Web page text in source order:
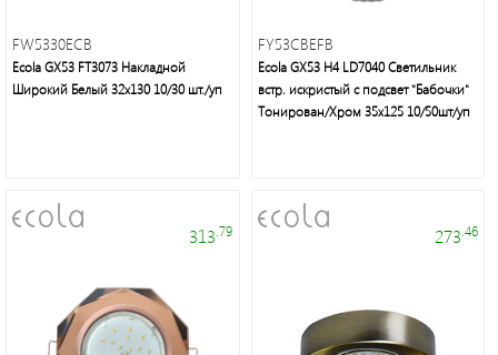
FW5330ECB
Ecola GX53 FT3073 Накладной
Широкий Белый 32х130 10/30 шт./уп
FY53CBEFB
Ecola GX53 H4 LD7040 Светильник
встр. искристый с подсвет "Бабочки"
Тонирован/Хром 35x125 10/50шт/уп
313 .79 273 .46